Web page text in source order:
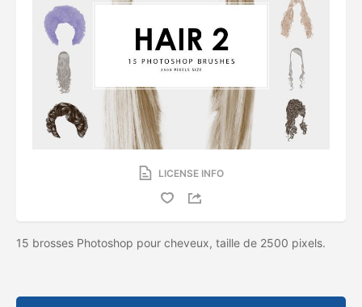
LICENSE INFO
15 brosses Photoshop pour cheveux, taille de 2500 pixels.